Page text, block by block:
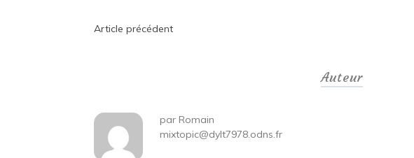
Navigation
Article précédent
Auteur
par Romain
mixtopic@dylt7978.odns.fr